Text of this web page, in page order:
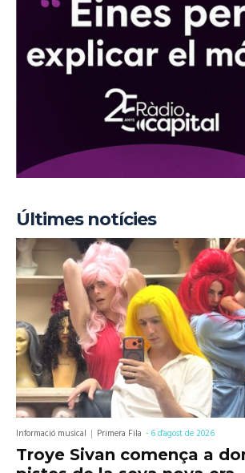
Últimes notícies
Informació musical Primera Fila -6 d'agost de 2026
Troye Sivan comença a